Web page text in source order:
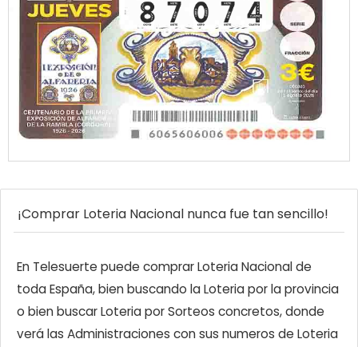
¡Comprar Loteria Nacional nunca fue tan sencillo!
En Telesuerte puede comprar Loteria Nacional de
toda España, bien buscando la Loteria por la provincia
o bien buscar Loteria por Sorteos concretos, donde
verá las Administraciones con sus numeros de Loteria